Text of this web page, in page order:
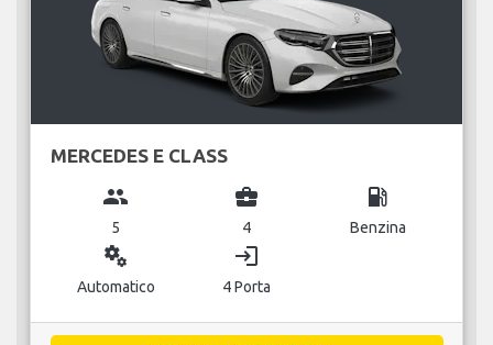
MERCEDES E CLASS
group
5
business_center
4
local_gas_station
Benzina
miscellaneous_services
Automatico
login
4 Porta